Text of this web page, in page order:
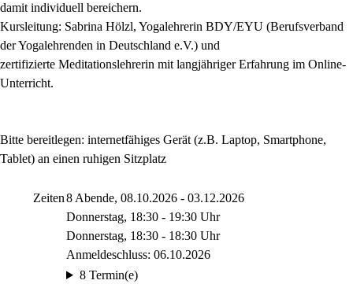
damit individuell bereichern.
Kursleitung: Sabrina Hölzl, Yogalehrerin BDY/EYU (Berufsverband
der Yogalehrenden in Deutschland e.V.) und
zertifizierte Meditationslehrerin mit langjähriger Erfahrung im Online-
Unterricht.
Bitte bereitlegen: internetfähiges Gerät (z.B. Laptop, Smartphone,
Tablet) an einen ruhigen Sitzplatz
Zeiten8 Abende, 08.10.2026 - 03.12.2026
Donnerstag, 18:30 - 19:30 Uhr
Donnerstag, 18:30 - 18:30 Uhr
Anmeldeschluss: 06.10.2026
8 Termin(e)